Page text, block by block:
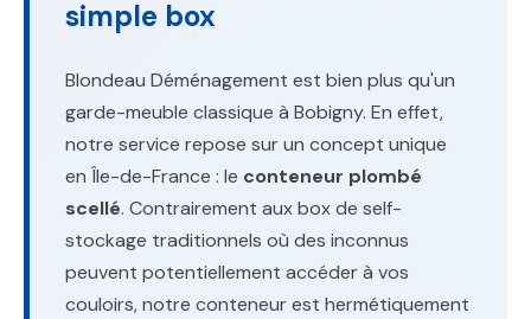
simple box
Blondeau Déménagement est bien plus qu'un
garde-meuble classique à Bobigny. En effet,
notre service repose sur un concept unique
en Île-de-France : le conteneur plombé
scellé. Contrairement aux box de self-
stockage traditionnels où des inconnus
peuvent potentiellement accéder à vos
couloirs, notre conteneur est hermétiquement